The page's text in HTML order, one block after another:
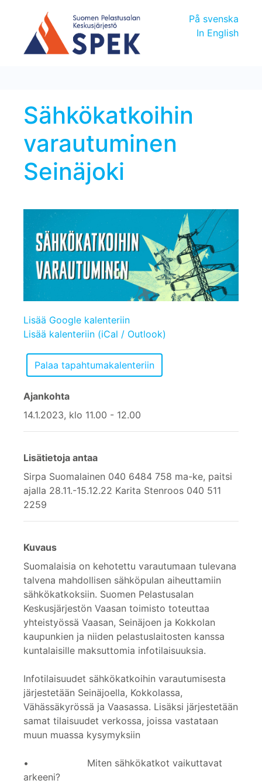
På svenska
In English
Sähkökatkoihin
varautuminen
Seinäjoki
Lisää Google kalenteriin
Lisää kalenteriin (iCal / Outlook)
Ajankohta
14.1.2023, klo 11.00 - 12.00
Lisätietoja antaa
Sirpa Suomalainen 040 6484 758 ma-ke, paitsi
ajalla 28.11.-15.12.22 Karita Stenroos 040 511
2259
Kuvaus
Suomalaisia on kehotettu varautumaan tulevana
talvena mahdollisen sähköpulan aiheuttamiin
sähkökatkoksiin. Suomen Pelastusalan
Keskusjärjestön Vaasan toimisto toteuttaa
yhteistyössä Vaasan, Seinäjoen ja Kokkolan
kaupunkien ja niiden pelastuslaitosten kanssa
kuntalaisille maksuttomia infotilaisuuksia.
Infotilaisuudet sähkökatkoihin varautumisesta
järjestetään Seinäjoella, Kokkolassa,
Vähässäkyrössä ja Vaasassa. Lisäksi järjestetään
samat tilaisuudet verkossa, joissa vastataan
muun muassa kysymyksiin
• Miten sähkökatkot vaikuttavat
arkeeni?